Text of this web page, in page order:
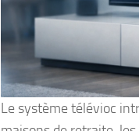
Le système télévioc